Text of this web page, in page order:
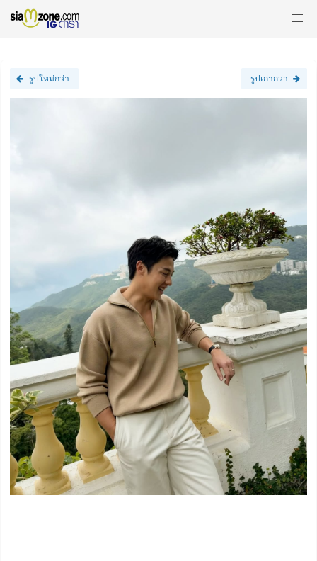
รูปใหม่กว่า รูปเก่ากว่า